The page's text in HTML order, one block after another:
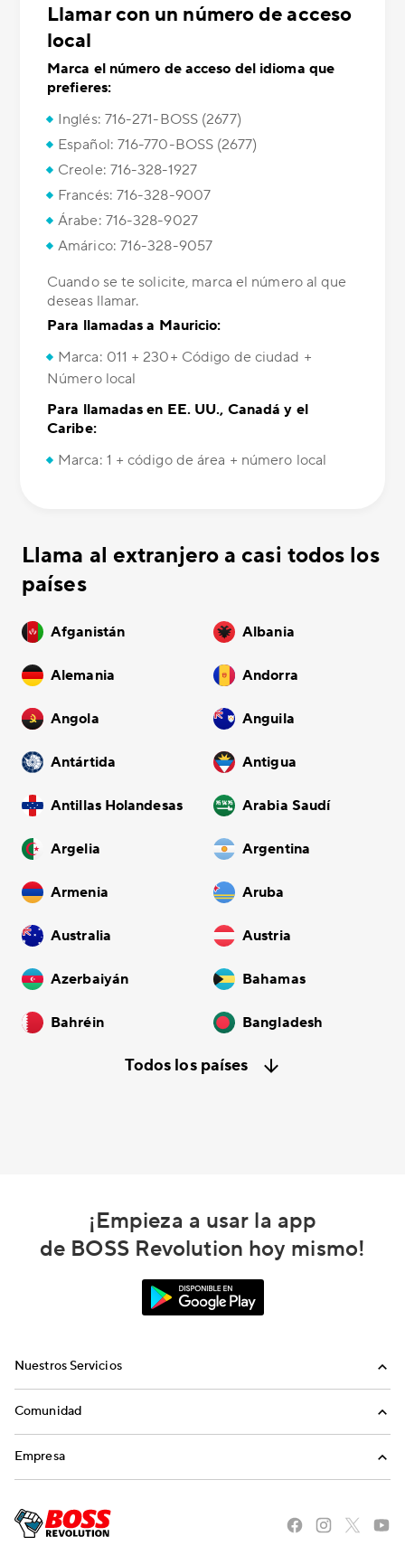
Llamar con un número de acceso
local
Marca el número de acceso del idioma que
prefieres:
Inglés: 716-271-BOSS (2677)
Español: 716-770-BOSS (2677)
Creole: 716-328-1927
Francés: 716-328-9007
Árabe: 716-328-9027
Amárico: 716-328-9057
Cuando se te solicite, marca el número al que
deseas llamar.
Para llamadas a Mauricio:
Marca: 011 + 230+ Código de ciudad +
Número local
Para llamadas en EE. UU., Canadá y el
Caribe:
Marca: 1 + código de área + número local
Llama al extranjero a casi todos los
países
Afganistán Albania
Alemania Andorra
Angola Anguila
Antártida Antigua
Antillas Holandesas Arabia Saudí
Argelia Argentina
Armenia Aruba
Australia Austria
Azerbaiyán Bahamas
Bahréin Bangladesh
Todos los países
¡Empieza a usar la app
de BOSS Revolution hoy mismo!
Nuestros Servicios
Envíos de Dinero
Recargas Internacionales
Comunidad
Blog
Historias del Sueño Americano
The BOSS Local Shopping App
Empresa
Carreras